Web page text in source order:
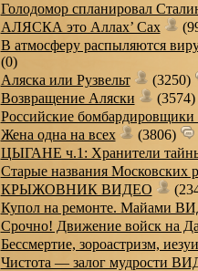
Голодомор спланировал
АЛЯСКА это Аллах’ Cах
В атмосферу распыляются
(0)
Аляска или Рузвельт
(3250)
Возвращение Аляски
(3574)
Российские
Жена одна на всех
(3806)
ЦЫГАНЕ ч.1: Хранители
Старые названия Московских
КРЫЖОВНИК ВИДЕО
Купол на ремонте. Майами
Срочно! Движение войск на
Бессмертие, зороастризм,
Чистота — залог мудрости